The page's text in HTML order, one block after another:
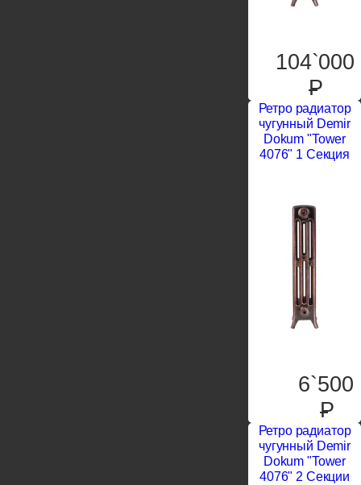
104`000
P
Ретро радиатор
чугунный Demir
Dokum "Tower
4076" 1 Секция
6`500
P
Ретро радиатор
чугунный Demir
Dokum "Tower
4076" 2 Секции